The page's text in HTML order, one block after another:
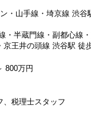
メンバーとして運営を
端の技術を取り扱うお
くにあることから資
員がやる気に満ちあふ
くらでもご用意する
番に信頼される税務の
てお客様に寄り添う」
・山手線・埼京線 渋谷
・半蔵門線・副都心線
京王井の頭線 渋谷駅 徒
800万円
、税理士スタッフ